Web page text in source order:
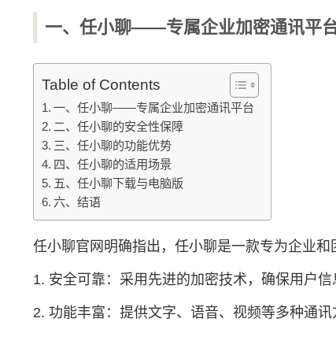
一、任小聊——专属企业加密通讯平
Table of Contents
一、任小聊——专属企业加密通讯平台
二、任小聊的安全性保障
三、任小聊的功能优势
四、任小聊的适用场景
五、任小聊下载与电脑版
六、结语
任小聊官网明确指出，任小聊是一款专为企业和
1. 安全可靠：采用先进的加密技术，确保用户信
2. 功能丰富：提供文字、语音、视频等多种通讯